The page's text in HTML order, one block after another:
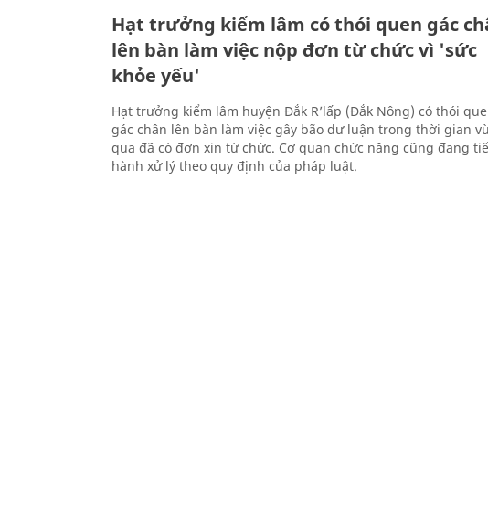
Hạt trưởng kiểm lâm có thói quen gác
lên bàn làm việc nộp đơn từ chức vì 'sức
khỏe yếu'
Hạt trưởng kiểm lâm huyện Đắk R’lấp (Đắk Nông) có thói
gác chân lên bàn làm việc gây bão dư luận trong thời gian
qua đã có đơn xin từ chức. Cơ quan chức năng cũng đang
hành xử lý theo quy định của pháp luật.